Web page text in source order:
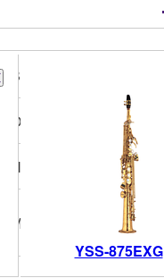
YSS-875EXG
Bb
One-piece
Hand engraved
Mother of pearl